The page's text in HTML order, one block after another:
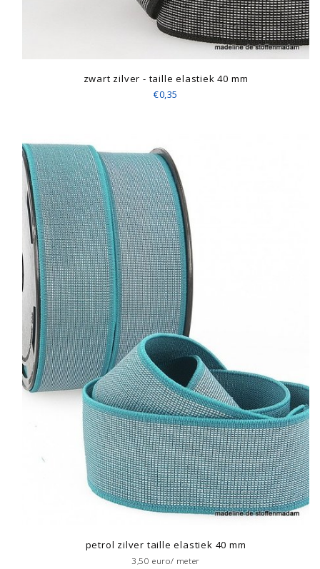
zwart zilver - taille elastiek 40 mm
€0,35
petrol zilver taille elastiek 40 mm
3,50 euro/ meter